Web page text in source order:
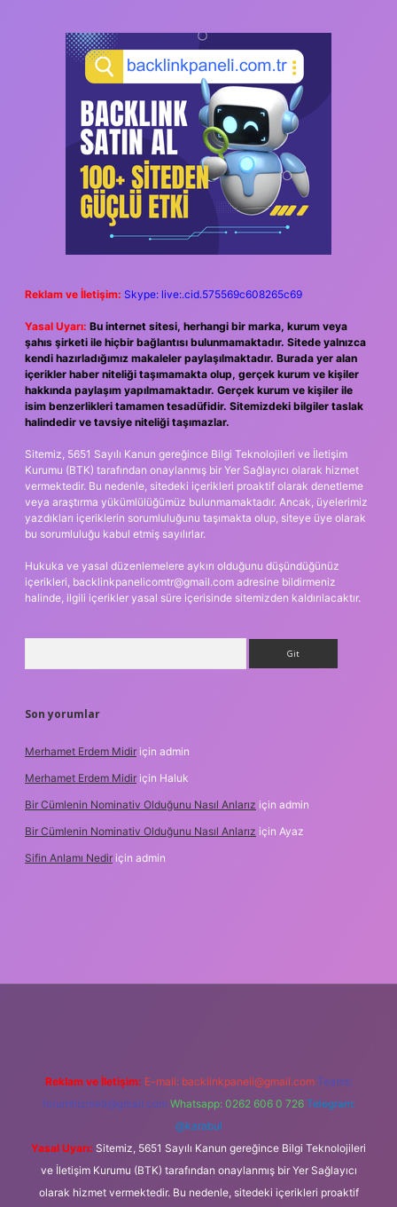
Reklam ve İletişim: Skype: live:.cid.575569c608265c69
Yasal Uyarı: Bu internet sitesi, herhangi bir marka, kurum veya
şahıs şirketi ile hiçbir bağlantısı bulunmamaktadır. Sitede yalnızca
kendi hazırladığımız makaleler paylaşılmaktadır. Burada yer alan
içerikler haber niteliği taşımamakta olup, gerçek kurum ve kişiler
hakkında paylaşım yapılmamaktadır. Gerçek kurum ve kişiler ile
isim benzerlikleri tamamen tesadüfidir. Sitemizdeki bilgiler taslak
halindedir ve tavsiye niteliği taşımazlar.
Sitemiz, 5651 Sayılı Kanun gereğince Bilgi Teknolojileri ve İletişim
Kurumu (BTK) tarafından onaylanmış bir Yer Sağlayıcı olarak hizmet
vermektedir. Bu nedenle, sitedeki içerikleri proaktif olarak denetleme
veya araştırma yükümlülüğümüz bulunmamaktadır. Ancak, üyelerimiz
yazdıkları içeriklerin sorumluluğunu taşımakta olup, siteye üye olarak
bu sorumluluğu kabul etmiş sayılırlar.
Hukuka ve yasal düzenlemelere aykırı olduğunu düşündüğünüz
içerikleri, backlinkpanelicomtr@gmail.com adresine bildirmeniz
halinde, ilgili içerikler yasal süre içerisinde sitemizden kaldırılacaktır.
Son yorumlar
Merhamet Erdem Midir için admin
Merhamet Erdem Midir için Haluk
Bir Cümlenin Nominativ Olduğunu Nasıl Anlarız için admin
Bir Cümlenin Nominativ Olduğunu Nasıl Anlarız için Ayaz
Sifin Anlamı Nedir için admin
Reklam ve İletişim: E-mail: backlinkpaneli@gmail.com Teams:
forumhizmeti@gmail.com Whatsapp: 0262 606 0 726 Telegram:
@karabul
Yasal Uyarı: Sitemiz, 5651 Sayılı Kanun gereğince Bilgi Teknolojileri
ve İletişim Kurumu (BTK) tarafından onaylanmış bir Yer Sağlayıcı
olarak hizmet vermektedir. Bu nedenle, sitedeki içerikleri proaktif